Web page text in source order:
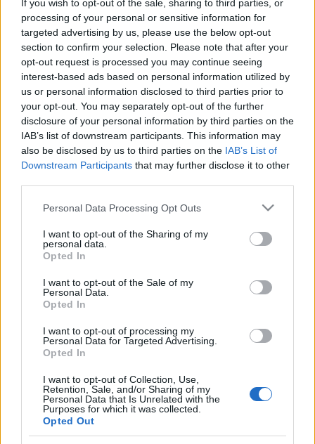
If you wish to opt-out of the sale, sharing to third parties, or
processing of your personal or sensitive information for
targeted advertising by us, please use the below opt-out
section to confirm your selection. Please note that after your
opt-out request is processed you may continue seeing
interest-based ads based on personal information utilized by
us or personal information disclosed to third parties prior to
your opt-out. You may separately opt-out of the further
disclosure of your personal information by third parties on the
IAB’s list of downstream participants. This information may
also be disclosed by us to third parties on the IAB’s List of
Downstream Participants that may further disclose it to other
Please note that this website/app uses one or more Google
not limited to your visit or usage behaviour. You may click to
grant or deny consent to Google and its third-party tags to
use your data for below specified purposes in below Google
consent section.
Personal Data Processing Opt Outs
I want to opt-out of the Sharing of my
personal data.
Opted In
I want to opt-out of the Sale of my
Personal Data.
Opted In
I want to opt-out of processing my
Personal Data for Targeted Advertising.
Opted In
I want to opt-out of Collection, Use,
Retention, Sale, and/or Sharing of my
Personal Data that Is Unrelated with the
Purposes for which it was collected.
Opted Out
El Barcelona está en un gran momento de juego y
resultados y su mediocentro Sergio Busquets tiene mucho
que ver. El de Badía lleva tres asistencias en los últimos
cinco partidos, en los que ha sumado un total de 33 puntos.
Estas buenas actuaciones han provocado un aumento de la
demanda para hacerse con él y su valor ha subido 1,2
millones en los últimos 7 días.
4. Gerard Moreno (Villarreal, delantero, 20.170.000,
subida 7 días: +1.290.000)
de esta temporada, en la que ha marcado 20 goles en 27
está fichado en la mayoría de comunidades, sigue saliendo
en algunas y las pujas recibidas esta semana han hecho
desde el 13 de agosto de 2020.
días: +1.550.000)
La continuidad del Huesca en Primera dependerá del
acierto goleador de Rafa Mir y los managers así lo hacen
saber con sus pujas para conseguir al delantero. Ha sido
uno de los jugadores más comprados de la semana y su